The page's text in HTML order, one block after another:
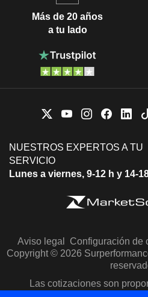
Más de 20 años
a tu lado
NUESTROS EXPERTOS A TU
SERVICIO
Lunes a viernes, 9-12 h y 14-
Aviso legal Configuración de
Copyright © 2026
Las cotizaciones son